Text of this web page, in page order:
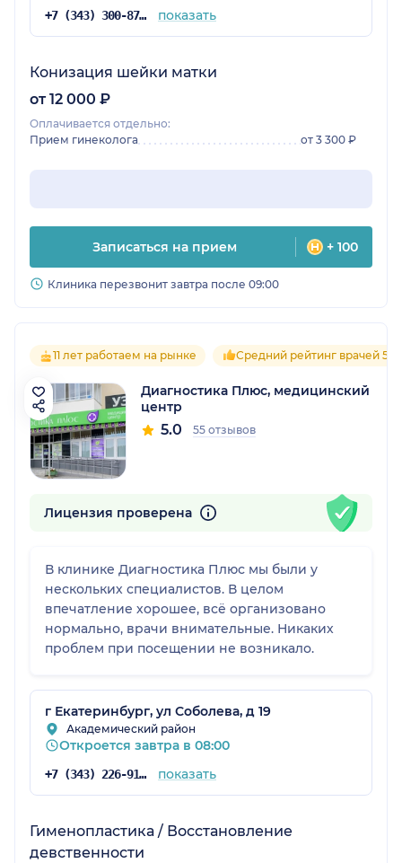
+7 (343) 300-87-22 показать
Конизация шейки матки
от 12 000 ₽
Оплачивается отдельно:
Прием гинеколога
от 3 300 ₽
Записаться на прием + 100
Клиника перезвонит завтра после 09:00
11 лет работаем на рынке Средний рейтинг врачей 5.0
Диагностика Плюс, медицинский
центр
5.0 55 отзывов
Лицензия проверена
В клинике Диагностика Плюс мы были у
нескольких специалистов. В целом
впечатление хорошее, всё организовано
нормально, врачи внимательные. Никаких
проблем при посещении не возникало.
г Екатеринбург, ул Соболева, д 19
Академический район
Откроется завтра в 08:00
+7 (343) 226-91-73 показать
Гименопластика / Восстановление
девственности